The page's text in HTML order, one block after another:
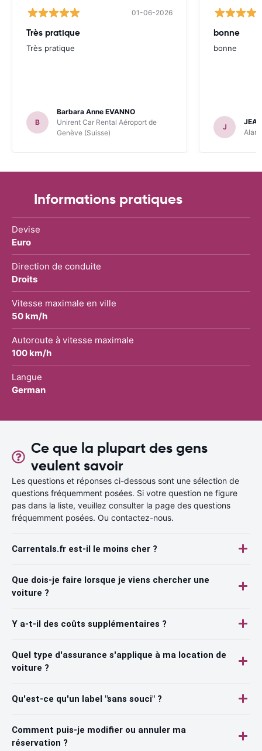
01-06-2026
Très pratique
Très pratique
B
Barbara Anne EVANNO
Unirent Car Rental Aéroport de
Genève (Suisse)
bonne
bonne
J
Informations pratiques
Devise
Euro
Direction de conduite
Droits
Vitesse maximale en ville
50 km/h
Autoroute à vitesse maximale
100 km/h
Langue
German
Ce que la plupart des gens
veulent savoir
Les questions et réponses ci-dessous sont une sélection de
questions fréquemment posées. Si votre question ne figure
pas dans la liste, veuillez consulter la page des questions
fréquemment posées. Ou contactez-nous.
Carrentals.fr est-il le moins cher ?
Que dois-je faire lorsque je viens chercher une
voiture ?
Y a-t-il des coûts supplémentaires ?
Quel type d'assurance s'applique à ma location de
voiture ?
Qu'est-ce qu'un label "sans souci" ?
Comment puis-je modifier ou annuler ma
réservation ?